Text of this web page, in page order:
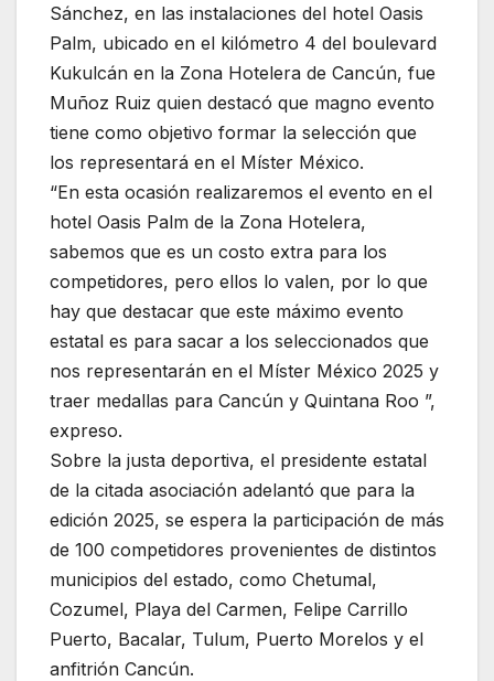
Sánchez, en las instalaciones del hotel Oasis
Palm, ubicado en el kilómetro 4 del boulevard
Kukulcán en la Zona Hotelera de Cancún, fue
Muñoz Ruiz quien destacó que magno evento
tiene como objetivo formar la selección que
los representará en el Míster México.
“En esta ocasión realizaremos el evento en el
hotel Oasis Palm de la Zona Hotelera,
sabemos que es un costo extra para los
competidores, pero ellos lo valen, por lo que
hay que destacar que este máximo evento
estatal es para sacar a los seleccionados que
nos representarán en el Míster México 2025 y
traer medallas para Cancún y Quintana Roo ”,
expreso.
Sobre la justa deportiva, el presidente estatal
de la citada asociación adelantó que para la
edición 2025, se espera la participación de más
de 100 competidores provenientes de distintos
municipios del estado, como Chetumal,
Cozumel, Playa del Carmen, Felipe Carrillo
Puerto, Bacalar, Tulum, Puerto Morelos y el
anfitrión Cancún.